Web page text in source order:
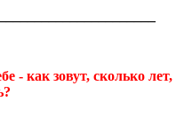
- как зовут, сколько лет,